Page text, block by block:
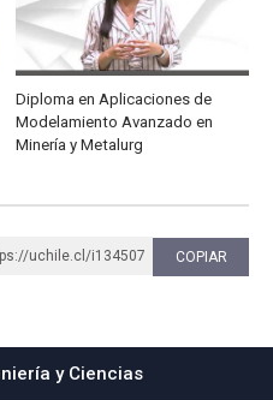
Diploma en Aplicaciones de
Modelamiento Avanzado en
Minería y Metalurg
uchile.cl/i134507 COPIAR
y Ciencias